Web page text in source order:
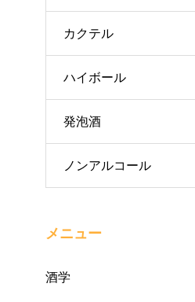
カクテル
ハイボール
発泡酒
ノンアルコール
メニュー
酒学